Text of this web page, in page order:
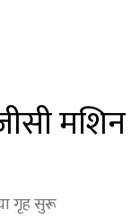
मशिन
गृह सुरू